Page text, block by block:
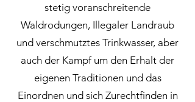
stetig voranschreitende
Waldrodungen, Illegaler Landraub
und verschmutztes Trinkwasser, aber
auch der Kampf um den Erhalt der
eigenen Traditionen und das
Einordnen und sich Zurechtfinden in